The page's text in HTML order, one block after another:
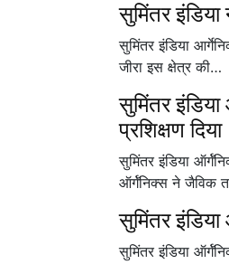
सुमिंतर
सुमिंतर इंडिया
जीरा इस क्षेत्र की…
सुमिंतर
प्रशिक्षण दिया
सुमिंतर इंडिया
ऑर्गॅनिक्स ने
सुमिंतर
सुमिंतर इंडिया